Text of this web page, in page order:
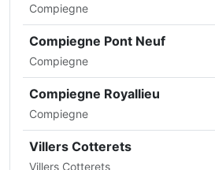
Compiegne
Compiegne Pont Neuf
Compiegne
Compiegne Royallieu
Compiegne
Villers Cotterets
Villers Cotterets